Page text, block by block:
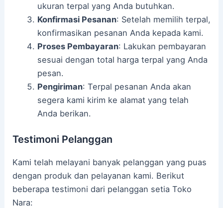
ukuran terpal yang Anda butuhkan.
Konfirmasi Pesanan: Setelah memilih terpal,
konfirmasikan pesanan Anda kepada kami.
Proses Pembayaran: Lakukan pembayaran
sesuai dengan total harga terpal yang Anda
pesan.
Pengiriman: Terpal pesanan Anda akan
segera kami kirim ke alamat yang telah
Anda berikan.
Testimoni Pelanggan
Kami telah melayani banyak pelanggan yang puas
dengan produk dan pelayanan kami. Berikut
beberapa testimoni dari pelanggan setia Toko
Nara: